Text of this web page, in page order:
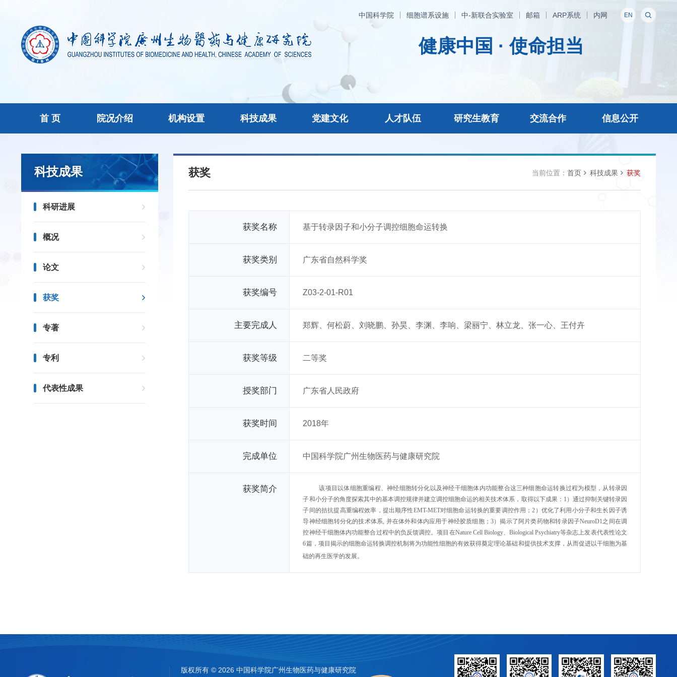
EN
中国科学院 细胞谱系设施 中-新联合实验室 邮箱 ARP系统 内网
健康中国 · 使命担当
首 页 院况介绍 机构设置 科技成果 党建文化 人才队伍 研究生教育 交流合作 信息公开
科技成果
科研进展
概况
论文
获奖
专著
专利
代表性成果
获奖 当前位置： 首页 科技成果 获奖
获奖名称 基于转录因子和小分子调控细胞命运转换
获奖类别 广东省自然科学奖
获奖编号 Z03-2-01-R01
主要完成人 郑辉、何松蔚、刘晓鹏、孙昊、李渊、李响、梁丽宁、林立龙、张一心、王付卉
获奖等级 二等奖
授奖部门 广东省人民政府
获奖时间 2018年
完成单位 中国科学院广州生物医药与健康研究院
获奖简介
该项目以体细胞重编程、神经细胞转分化以及神经干细胞体内功能整合这三种细胞命运转换过程为模型，从转录因
子和小分子的角度探索其中的基本调控规律并建立调控细胞命运的相关技术体系，取得以下成果： 1 ）通过抑制关键转录因
子间的拮抗提高重编程效率，提出顺序性EMT-MET对细胞命运转换的重要调控作用；2 ）优化了利用小分子和生长因子诱
导神经细胞转分化的技术体系, 并在体外和体内应用于神经胶质细胞； 3）揭示了阿片类药物和转录因子NeuroD1之间在调
控神经干细胞体内功能整合过程中的负反馈调控。项目在Nature Cell Biology、 Biological Psychiatry等杂志上发表代表性论文
6篇，项目揭示的细胞命运转换调控机制将为功能性细胞的有效获得奠定理论基础和提供技术支撑，从而促进以干细胞为基
础的再生医学的发展。
版权所有 © 2026 中国科学院广州生物医药与健康研究院